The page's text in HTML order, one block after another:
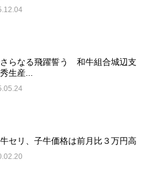
らなる飛躍誓う 和牛組合城辺支
生産...
セリ、子牛価格は前月比３万円高